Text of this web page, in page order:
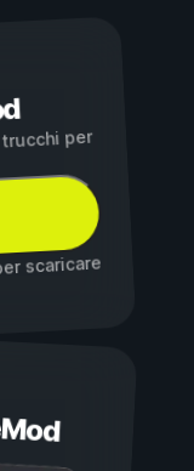
per
scaricare